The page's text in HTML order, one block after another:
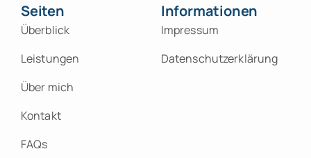
Seiten
Überblick
Leistungen
Über mich
Kontakt
FAQs
Informationen
Impressum
Datenschutzerklärung